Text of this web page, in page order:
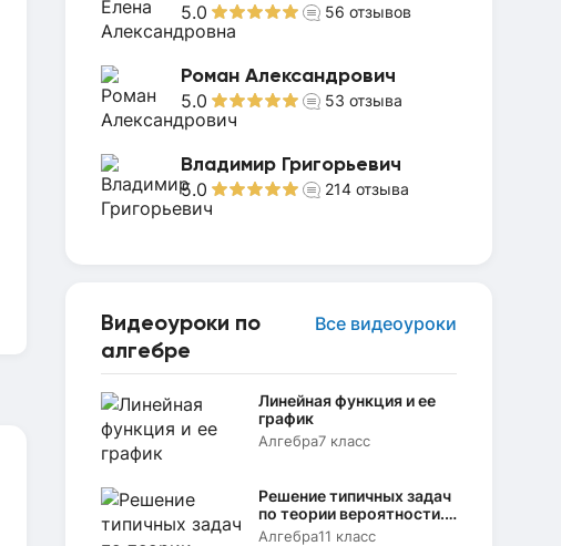
5.0 56 отзывов
Роман Александрович
5.0 53 отзыва
Владимир Григорьевич
5.0 214 отзыва
Видеоуроки по
алгебре
Все видеоуроки
Линейная функция и ее
график
Алгебра7 класс
Решение типичных задач
по теории вероятности.
Задача 1
Алгебра11 класс